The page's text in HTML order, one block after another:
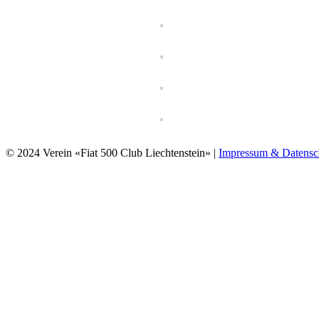
© 2024 Verein «Fiat 500 Club Liechtenstein» | Impressum &